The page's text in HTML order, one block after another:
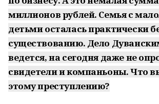
миллионов рублей. Семья с
детьми осталась практически
существованию. Дело
ведется, на сегодня даже не
свидетели и компаньоны. Что
этому преступлению?